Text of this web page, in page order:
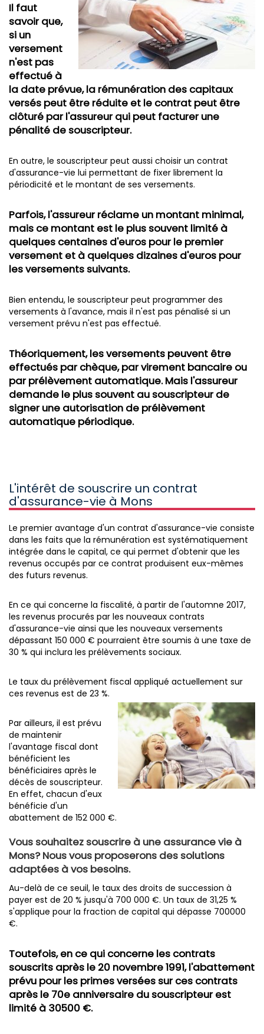
Il faut
savoir que,
si un
versement
n'est pas
effectué à
la date prévue, la rémunération des capitaux
versés peut être réduite et le contrat peut être
clôturé par l'assureur qui peut facturer une
pénalité de souscripteur.
En outre, le souscripteur peut aussi choisir un contrat
d'assurance-vie lui permettant de fixer librement la
périodicité et le montant de ses versements.
Parfois, l'assureur réclame un montant minimal,
mais ce montant est le plus souvent limité à
quelques centaines d'euros pour le premier
versement et à quelques dizaines d'euros pour
les versements suivants.
Bien entendu, le souscripteur peut programmer des
versements à l'avance, mais il n'est pas pénalisé si un
versement prévu n'est pas effectué.
Théoriquement, les versements peuvent être
effectués par chèque, par virement bancaire ou
par prélèvement automatique. Mais l'assureur
demande le plus souvent au souscripteur de
signer une autorisation de prélèvement
automatique périodique.
L'intérêt de souscrire un contrat
d'assurance-vie à Mons
Le premier avantage d'un contrat d'assurance-vie consiste
dans les faits que la rémunération est systématiquement
intégrée dans le capital, ce qui permet d'obtenir que les
revenus occupés par ce contrat produisent eux-mêmes
des futurs revenus.
En ce qui concerne la fiscalité, à partir de l'automne 2017,
les revenus procurés par les nouveaux contrats
d'assurance-vie ainsi que les nouveaux versements
dépassant 150 000 € pourraient être soumis à une taxe de
30 % qui inclura les prélèvements sociaux.
Le taux du prélèvement fiscal appliqué actuellement sur
ces revenus est de 23 %.
Par ailleurs, il est prévu
de maintenir
l'avantage fiscal dont
bénéficient les
bénéficiaires après le
décès de souscripteur.
En effet, chacun d'eux
bénéficie d'un
abattement de 152 000 €.
Vous souhaitez souscrire à une assurance vie à
Mons? Nous vous proposerons des solutions
adaptées à vos besoins.
Au-delà de ce seuil, le taux des droits de succession à
payer est de 20 % jusqu'à 700 000 €. Un taux de 31,25 %
s'applique pour la fraction de capital qui dépasse 700000
€.
Toutefois, en ce qui concerne les contrats
souscrits après le 20 novembre 1991, l'abattement
prévu pour les primes versées sur ces contrats
après le 70e anniversaire du souscripteur est
limité à 30500 €.